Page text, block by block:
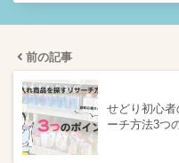
前の記事
せどり初心
ーチ方法3つ